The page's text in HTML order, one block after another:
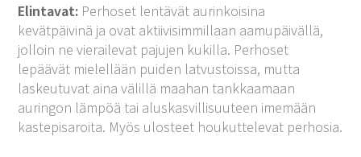
Elintavat: Perhoset lentävät aurinkoisina
kevätpäivinä ja ovat aktiivisimmillaan aamupäivällä,
jolloin ne vierailevat pajujen kukilla. Perhoset
lepäävät mielellään puiden latvustoissa, mutta
laskeutuvat aina välillä maahan tankkaamaan
auringon lämpöä tai aluskasvillisuuteen imemään
kastepisaroita. Myös ulosteet houkuttelevat perhosia.